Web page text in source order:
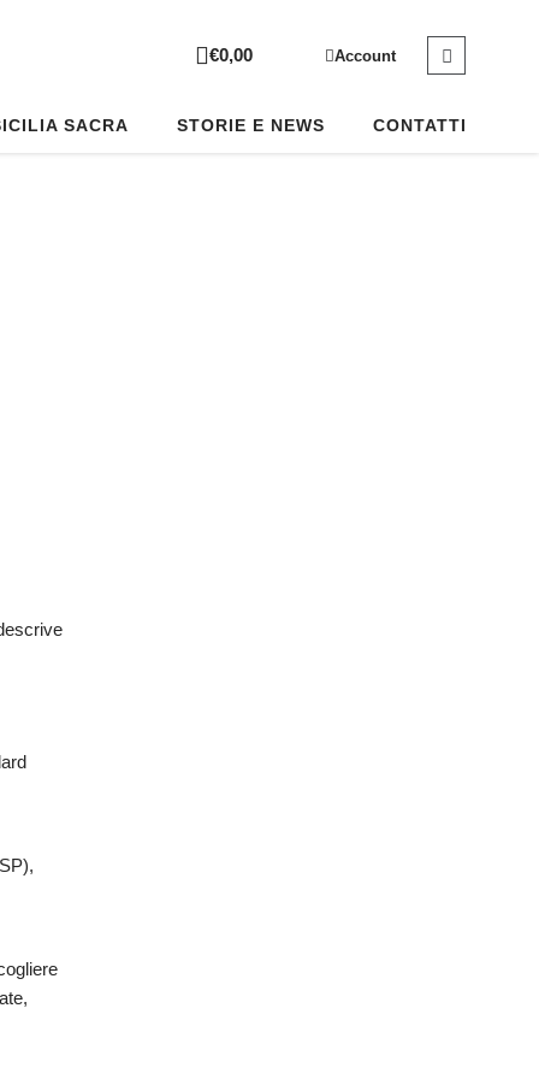
€0,00
Cart Account
SACRA STORIE E NEWS CONTATTI